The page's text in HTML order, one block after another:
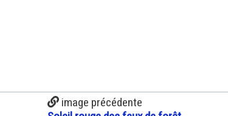
image précédente